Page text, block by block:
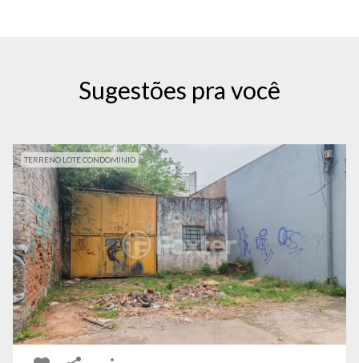
Sugestões pra você
TERRENO LOTE CONDOMINIO